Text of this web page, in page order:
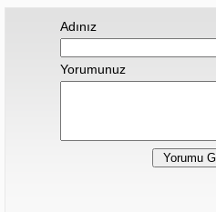
Adınız
Yorumunuz